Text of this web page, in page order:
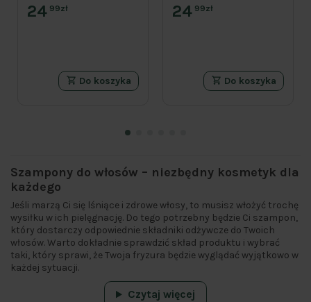
24 99zł
Do koszyka
24 99zł
Do koszyka
Szampony do włosów – niezbędny kosmetyk dla
każdego
Jeśli marzą Ci się lśniące i zdrowe włosy, to musisz włożyć trochę
wysiłku w ich pielęgnację. Do tego potrzebny będzie Ci szampon,
który dostarczy odpowiednie składniki odżywcze do Twoich
włosów. Warto dokładnie sprawdzić skład produktu i wybrać
taki, który sprawi, że Twoja fryzura będzie wyglądać wyjątkowo w
każdej sytuacji.
Czytaj więcej